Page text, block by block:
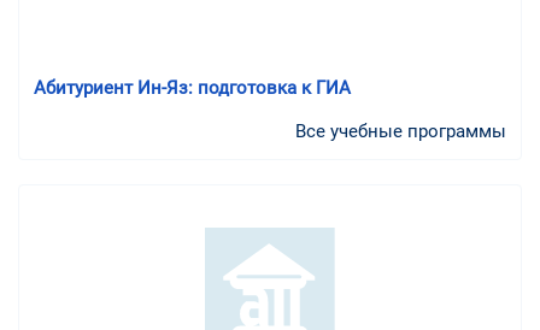
Абитуриент Ин-Яз: подготовка к ГИА
Все учебные программы